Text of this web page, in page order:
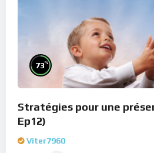
73%
Stratégies pour une
Ep12)
Viter7960